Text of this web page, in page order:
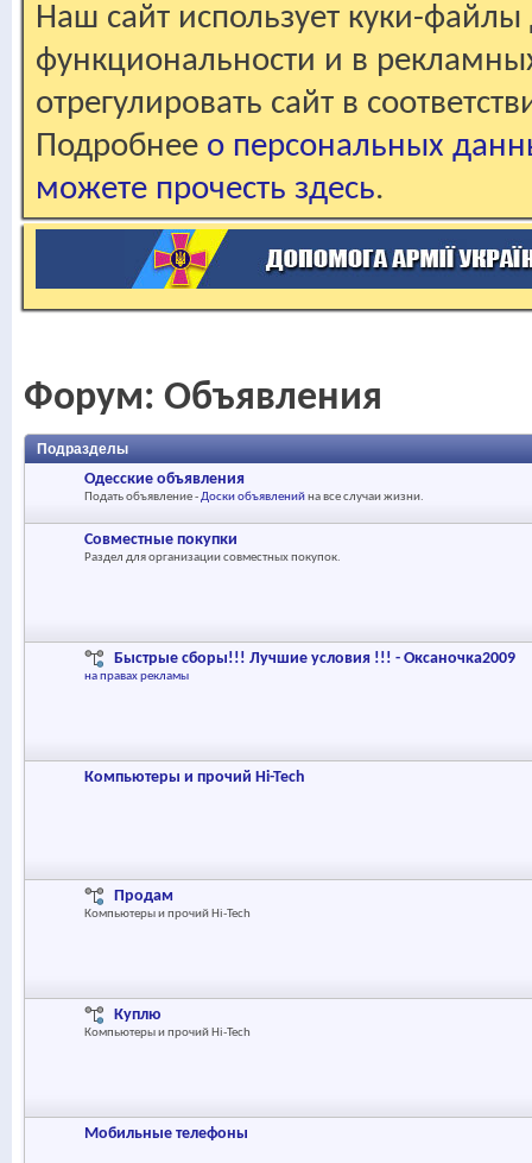
Наш сайт использует куки-файлы
функциональности и в
отрегулировать сайт в
Подробнее о персональных
можете прочесть здесь.
Форум: Объявления
Подразделы
Одесские объявления
Подать объявление -Доски объявленийна все случаи жизни.
Совместные покупки
Раздел для организации совместных покупок.
Быстрые сборы!!! Лучшие условия !!! - Оксаночка2009
на правах рекламы
Компьютеры и прочий Hi-Tech
Продам
Компьютеры и прочий Hi-Tech
Куплю
Компьютеры и прочий Hi-Tech
Мобильные телефоны